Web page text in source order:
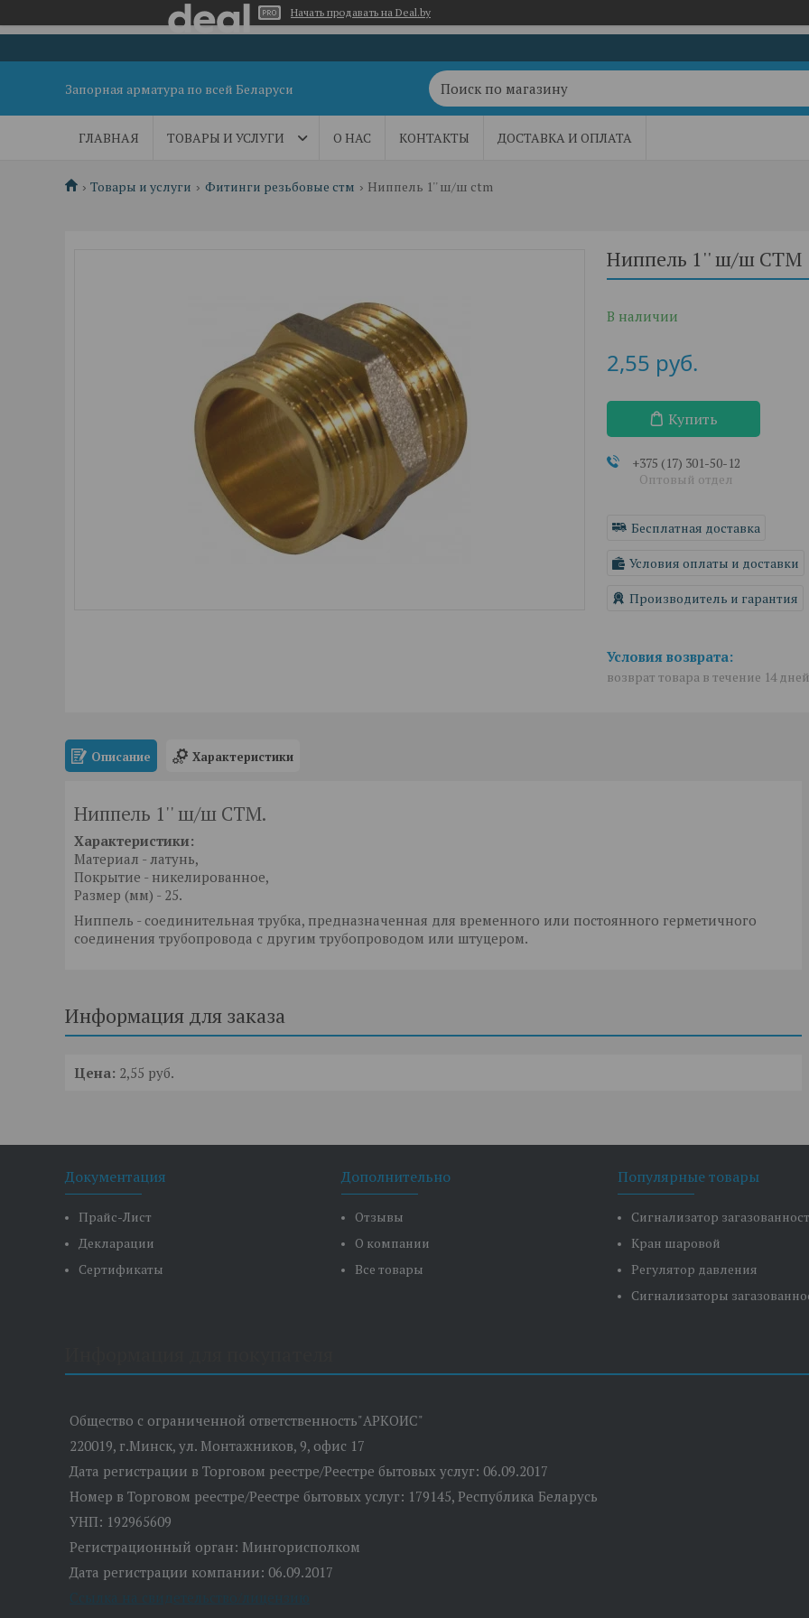
Начать продавать на Deal.by
Запорная арматура по всей Беларуси
ГЛАВНАЯ ТОВАРЫ И УСЛУГИ О НАС КОНТАКТЫ ДОСТАВКА И ОПЛАТА
Товары и услуги Фитинги резьбовые стм Ниппель 1'' ш/ш сtm
Ниппель 1'' ш/ш СTM
В наличии
2,55 руб.
Купить
+375 (17) 301-50-12
Оптовый отдел
Бесплатная доставка
Условия оплаты и доставки
Производитель и гарантия
возврат товара в течение 14 дней
Описание Характеристики
Ниппель 1'' ш/ш СTM.
Характеристики:
Материал - латунь,
Покрытие - никелированное,
Размер (мм) - 25.
Ниппель - соединительная трубка, предназначенная для временного или постоянного герметичного
соединения трубопровода с другим трубопроводом или штуцером.
Информация для заказа
Цена: 2,55 руб.
Документация
Прайс-Лист
Декларации
Сертификаты
Дополнительно
Отзывы
О компании
Все товары
Популярные товары
Сигнализатор
Кран шаровой
Регулятор давления
Сигнализаторы
Общество с ограниченной ответственность"АРКОИС"
220019, г.Минск, ул. Монтажников, 9, офис 17
Дата регистрации в Торговом реестре/Реестре бытовых услуг: 06.09.2017
Номер в Торговом реестре/Реестре бытовых услуг: 179145, Республика Беларусь
УНП: 192965609
Регистрационный орган: Мингорисполком
Дата регистрации компании: 06.09.2017